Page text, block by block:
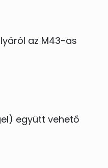
is a barátokkal és a
ami még semmilyen
az M43-as
együtt vehető